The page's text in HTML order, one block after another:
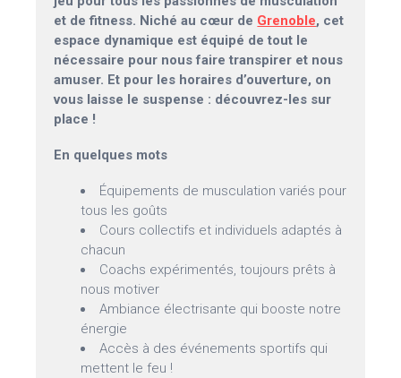
et de fitness. Niché au cœur de Grenoble, cet
espace dynamique est équipé de tout le
nécessaire pour nous faire transpirer et nous
amuser. Et pour les horaires d’ouverture, on
vous laisse le suspense : découvrez-les sur
place !
En quelques mots
Équipements de musculation variés pour
tous les goûts
Cours collectifs et individuels adaptés à
chacun
Coachs expérimentés, toujours prêts à
nous motiver
Ambiance électrisante qui booste notre
énergie
Accès à des événements sportifs qui
mettent le feu !